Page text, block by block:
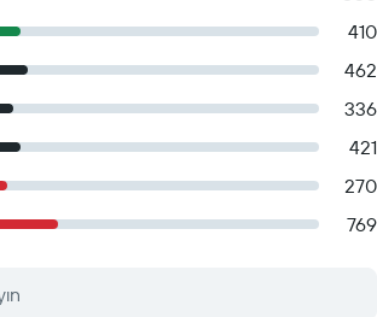
410
462
336
421
270
769